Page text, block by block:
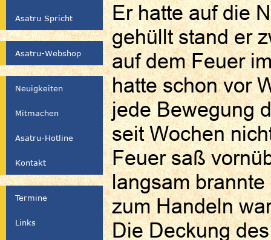
Er hatte auf die
gehüllt stand er
auf dem Feuer
hatte schon vor
jede Bewegung
seit Wochen
Feuer saß
langsam
zum Handeln
Die Deckung
Asatru Spricht
Asatru-Webshop
Neuigkeiten
Mitmachen
Asatru-Hotline
Kontakt
Termine
Links